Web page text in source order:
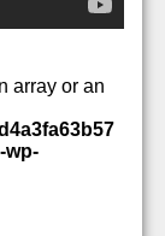
array or an
wp-